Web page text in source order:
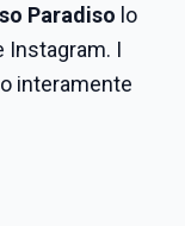
Paradiso lo
Instagram. I
interamente